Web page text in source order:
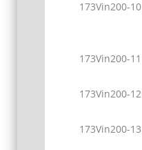
173Vin200-10
173Vin200-11
173Vin200-12
173Vin200-13